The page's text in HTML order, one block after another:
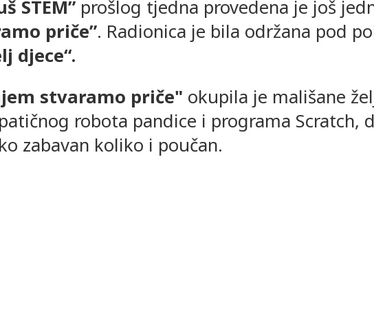
STEM” prošlog tjedna provedena je još
priče”. Radionica je bila održana pod
djece“.
stvaramo priče" okupila je mališane
robota pandice i programa Scratch,
zabavan koliko i poučan.